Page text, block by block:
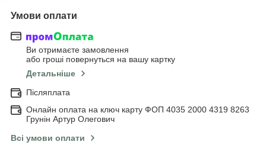
Умови оплати
Ви отримаєте замовлення
або гроші повернуться на вашу картку
Детальніше
Післяплата
Онлайн оплата на ключ карту ФОП 4035 2000 4319 8263
Грунін Артур Олегович
Всі умови оплати